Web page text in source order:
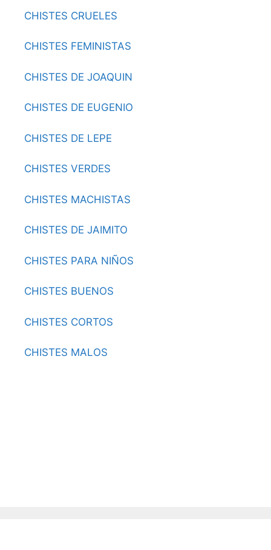
CHISTES CRUELES
CHISTES FEMINISTAS
CHISTES DE JOAQUIN
CHISTES DE EUGENIO
CHISTES DE LEPE
CHISTES VERDES
CHISTES MACHISTAS
CHISTES DE JAIMITO
CHISTES PARA NIÑOS
CHISTES BUENOS
CHISTES CORTOS
CHISTES MALOS